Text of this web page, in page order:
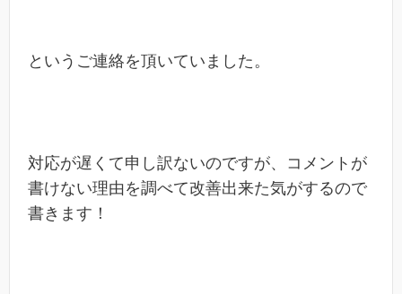
というご連絡を頂いていました。
対応が遅くて申し訳ないのですが、コメントが
書けない理由を調べて改善出来た気がするので
書きます！